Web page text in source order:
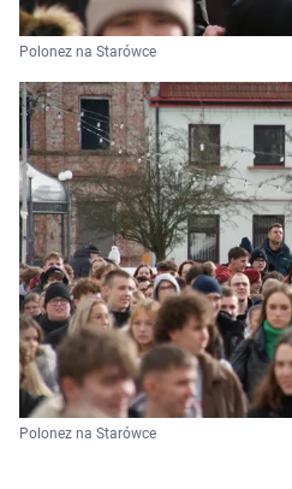
Polonez na Starówce
Polonez na Starówce